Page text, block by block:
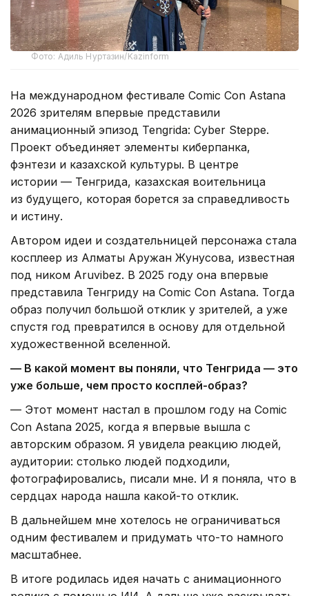
Фото: Адиль Нуртазин/Kazinform
На международном фестивале Comic Con Astana
2026 зрителям впервые представили
анимационный эпизод Tengrida: Cyber Steppe.
Проект объединяет элементы киберпанка,
фэнтези и казахской культуры. В центре
истории — Тенгрида, казахская воительница
из будущего, которая борется за справедливость
и истину.
Автором идеи и создательницей персонажа стала
косплеер из Алматы Аружан Жунусова, известная
под ником Aruvibez. В 2025 году она впервые
представила Тенгриду на Comic Con Astana. Тогда
образ получил большой отклик у зрителей, а уже
спустя год превратился в основу для отдельной
художественной вселенной.
— В какой момент вы поняли, что Тенгрида — это
уже больше, чем просто косплей-образ?
— Этот момент настал в прошлом году на Comic
Con Astana 2025, когда я впервые вышла с
авторским образом. Я увидела реакцию людей,
аудитории: столько людей подходили,
фотографировались, писали мне. И я поняла, что в
сердцах народа нашла какой-то отклик.
В дальнейшем мне хотелось не ограничиваться
одним фестивалем и придумать что-то намного
масштабнее.
В итоге родилась идея начать с анимационного